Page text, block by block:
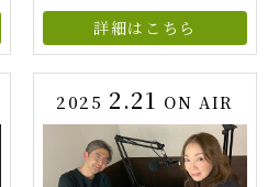
詳細はこちら
2025 2.21 ON AIR